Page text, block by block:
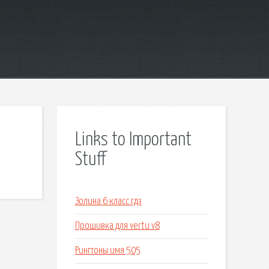
Links to Important
Stuff
Золина 6 класс гдз
Прошивка для vertu v8
Рингтоны имя 505